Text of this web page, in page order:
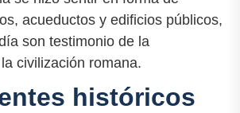
acueductos y edificios públicos,
son testimonio de la
civilización romana.
históricos